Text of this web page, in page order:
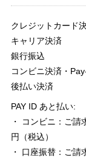
クレジットカード
キャリア決済
銀行振込
コンビニ決済・
後払い決済
PAY ID あと払い:
・ コンビニ：ご
円（税込）
・ 口座振替：ご請